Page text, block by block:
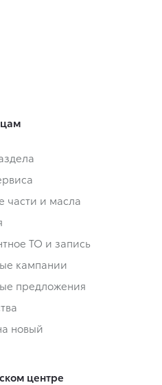
части и масла
ТО и запись
кампании
предложения
новый
центре